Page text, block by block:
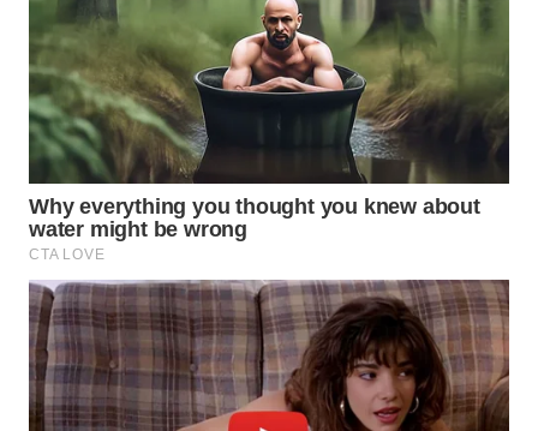
WAHANA
WAHANA
PERSONA
WAHANA
OTOMOTIF
WAHANA
HEALTH
WAHANA
DESA